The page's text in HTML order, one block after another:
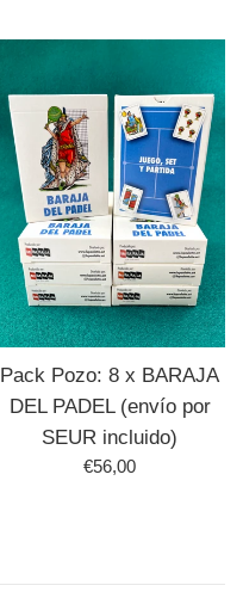
Pack Pozo: 8 x BARAJA
DEL PADEL (envío por
SEUR incluido)
Precio
€56,00